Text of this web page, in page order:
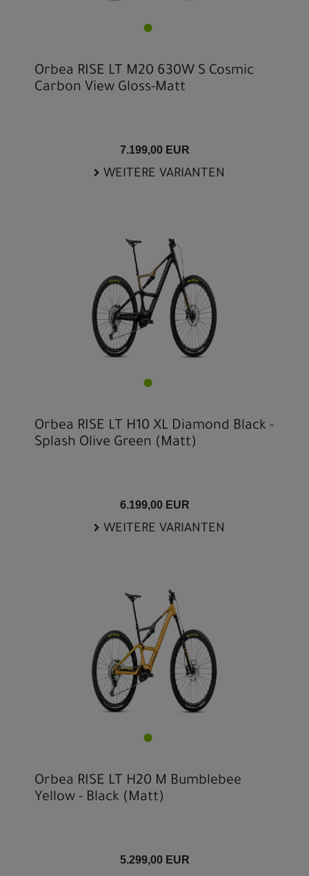
Orbea RISE LT M20 630W S Cosmic
Carbon View Gloss-Matt
7.199,00 EUR
WEITERE VARIANTEN
Orbea RISE LT H10 XL Diamond Black -
Splash Olive Green (Matt)
6.199,00 EUR
WEITERE VARIANTEN
Orbea RISE LT H20 M Bumblebee
Yellow - Black (Matt)
5.299,00 EUR